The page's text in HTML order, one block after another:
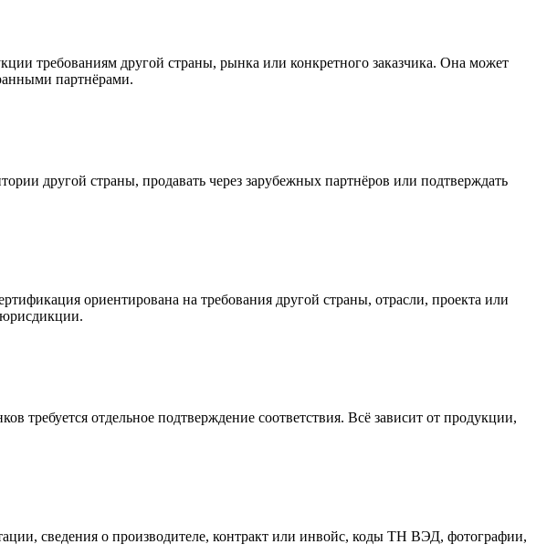
требованиям другой страны, рынка или конкретного заказчика. Она может
партнёрами.
другой страны, продавать через зарубежных партнёров или подтверждать
ориентирована на требования другой страны, отрасли, проекта или
требуется отдельное подтверждение соответствия. Всё зависит от продукции,
сведения о производителе, контракт или инвойс, коды ТН ВЭД, фотографии,